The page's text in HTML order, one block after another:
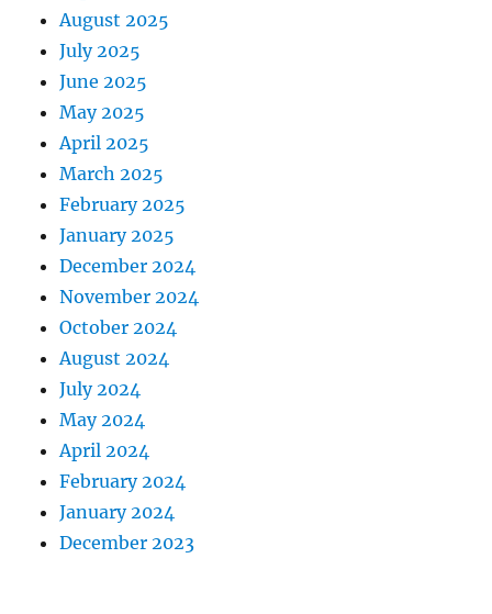
August 2025
July 2025
June 2025
May 2025
April 2025
March 2025
February 2025
January 2025
December 2024
November 2024
October 2024
August 2024
July 2024
May 2024
April 2024
February 2024
January 2024
December 2023